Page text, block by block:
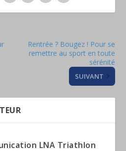
Rentrée ? Bougez ! Pour se
remettre au sport en toute
sérénité
SUIVANT
LNA Triathlon